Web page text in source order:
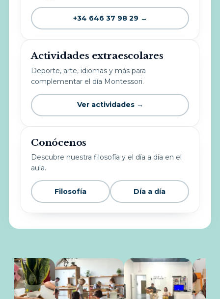
+34 646 37 98 29 →
Actividades extraescolares
Deporte, arte, idiomas y más para
complementar el día Montessori.
Ver actividades →
Conócenos
Descubre nuestra filosofía y el día a día en el
aula.
Filosofía Día a día